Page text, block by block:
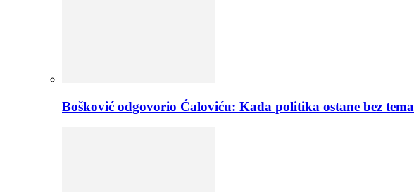
Bošković odgovorio Ćaloviću: Kada politika ostane bez tema